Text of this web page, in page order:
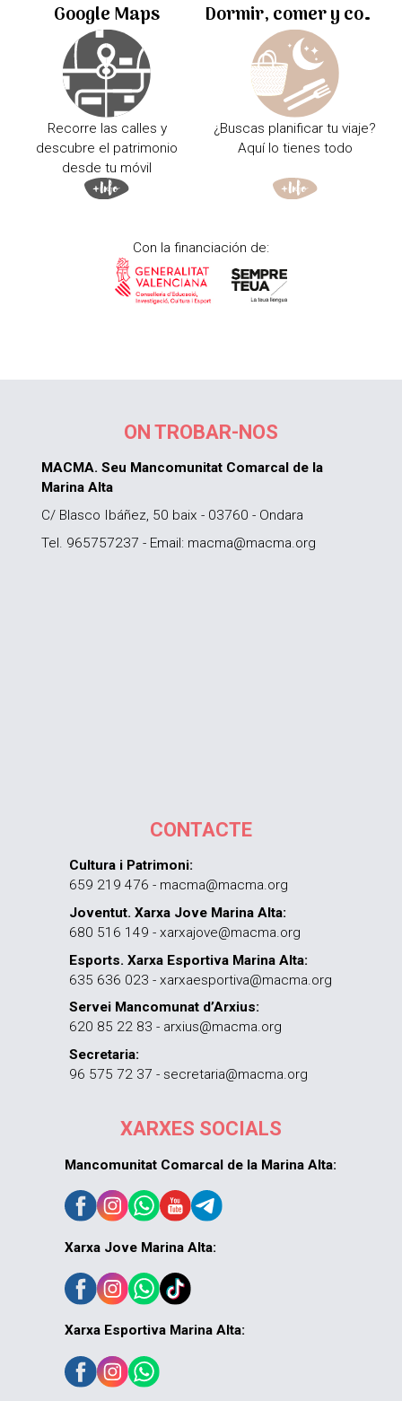
Google Maps
Recorre las calles y
descubre el patrimonio
desde tu móvil
Dormir, comer y comprar
¿Buscas planificar tu viaje?
Aquí lo tienes todo
Con la financiación de:
ON TROBAR-NOS
MACMA. Seu Mancomunitat Comarcal de la
Marina Alta
C/ Blasco Ibáñez, 50 baix - 03760 - Ondara
Tel. 965757237 - Email: macma@macma.org
CONTACTE
Cultura i Patrimoni:
659 219 476 - macma@macma.org
Joventut. Xarxa Jove Marina Alta:
680 516 149 - xarxajove@macma.org
Esports. Xarxa Esportiva Marina Alta:
635 636 023 - xarxaesportiva@macma.org
Servei Mancomunat d’Arxius:
620 85 22 83 - arxius@macma.org
Secretaria:
96 575 72 37 - secretaria@macma.org
XARXES SOCIALS
Mancomunitat Comarcal de la Marina Alta:
Xarxa Jove Marina Alta:
Xarxa Esportiva Marina Alta: